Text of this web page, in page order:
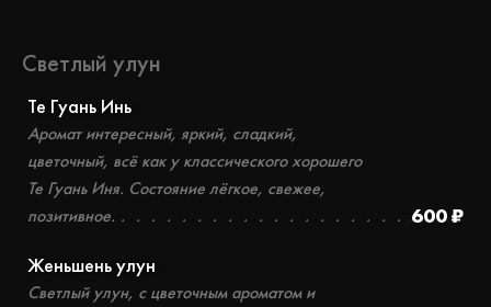
Светлый улун
Те Гуань Инь
Аромат интересный, яркий, сладкий,
цветочный, всё как у классического хорошего
Те Гуань Иня. Состояние лёгкое, свежее,
позитивное.
600 ₽
Женьшень улун
Светлый улун, с цветочным ароматом и